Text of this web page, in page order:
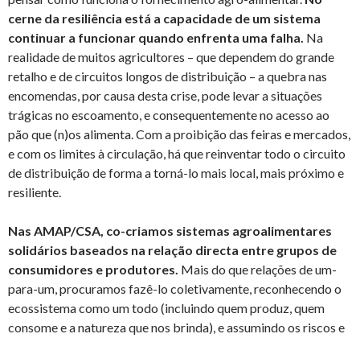
cerne da resiliência está a capacidade de um sistema
continuar a funcionar quando enfrenta uma falha. Na
realidade de muitos agricultores – que dependem do grande
retalho e de circuitos longos de distribuição – a quebra nas
encomendas, por causa desta crise, pode levar a situações
trágicas no escoamento, e consequentemente no acesso ao
pão que (n)os alimenta. Com a proibição das feiras e mercados,
e com os limites à circulação, há que reinventar todo o circuito
de distribuição de forma a torná-lo mais local, mais próximo e
resiliente.
Nas AMAP/CSA, co-criamos sistemas agroalimentares
solidários baseados na relação directa entre grupos de
consumidores e produtores. Mais do que relações de um-
para-um, procuramos fazê-lo coletivamente, reconhecendo o
ecossistema como um todo (incluindo quem produz, quem
consome e a natureza que nos brinda), e assumindo os riscos e